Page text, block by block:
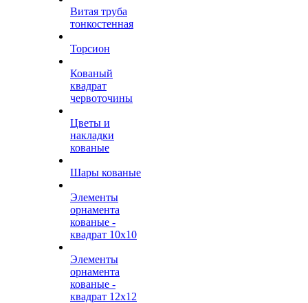
Витая труба
тонкостенная
Торсион
Кованый
квадрат
червоточины
Цветы и
накладки
кованые
Шары кованые
Элементы
орнамента
кованые -
квадрат 10х10
Элементы
орнамента
кованые -
квадрат 12х12